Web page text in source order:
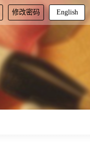
English
修改密码